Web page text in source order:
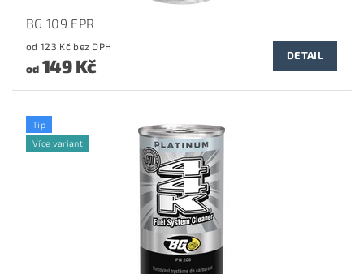
BG 109 EPR
od 123 Kč bez DPH
od149 Kč DETAIL
Tip
Více variant